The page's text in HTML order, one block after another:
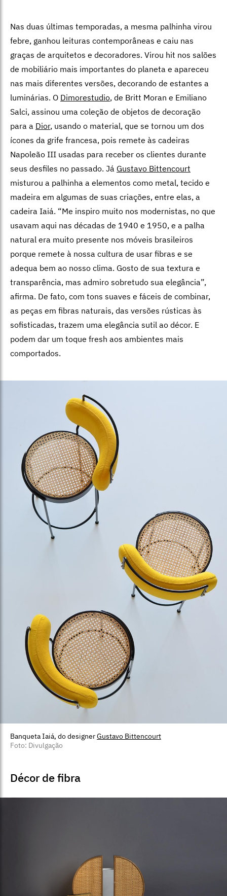
Nas duas últimas temporadas, a mesma palhinha virou
febre, ganhou leituras contemporâneas e caiu nas
graças de arquitetos e decoradores. Virou hit nos salões
de mobiliário mais importantes do planeta e apareceu
nas mais diferentes versões, decorando de estantes a
luminárias. O Dimorestudio, de Britt Moran e Emiliano
Salci, assinou uma coleção de objetos de decoração
para a Dior, usando o material, que se tornou um dos
ícones da grife francesa, pois remete às cadeiras
Napoleão III usadas para receber os clientes durante
seus desfiles no passado. Já Gustavo Bittencourt
misturou a palhinha a elementos como metal, tecido e
madeira em algumas de suas criações, entre elas, a
cadeira Iaiá. “Me inspiro muito nos modernistas, no que
usavam aqui nas décadas de 1940 e 1950, e a palha
natural era muito presente nos móveis brasileiros
porque remete à nossa cultura de usar fibras e se
adequa bem ao nosso clima. Gosto de sua textura e
transparência, mas admiro sobretudo sua elegância”,
afirma. De fato, com tons suaves e fáceis de combinar,
as peças em fibras naturais, das versões rústicas às
sofisticadas, trazem uma elegância sutil ao décor. E
podem dar um toque fresh aos ambientes mais
comportados.
Banqueta Iaiá, do designerGustavo Bittencourt
Foto: Divulgação
Décor de fibra